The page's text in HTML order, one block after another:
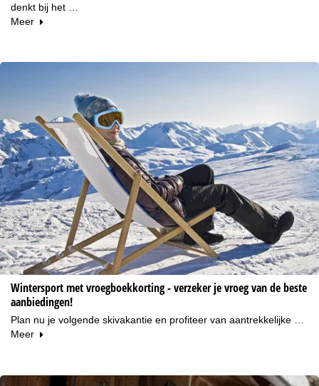
denkt bij het …
Meer
Wintersport met vroegboekkorting - verzeker je vroeg van de beste
aanbiedingen!
Plan nu je volgende skivakantie en profiteer van aantrekkelijke …
Meer